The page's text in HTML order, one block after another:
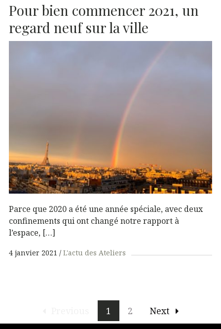
Pour bien commencer 2021, un
regard neuf sur la ville
Parce que 2020 a été une année spéciale, avec deux
confinements qui ont changé notre rapport à
l’espace, […]
4 janvier 2021 L'actu des Ateliers
1 2 Next